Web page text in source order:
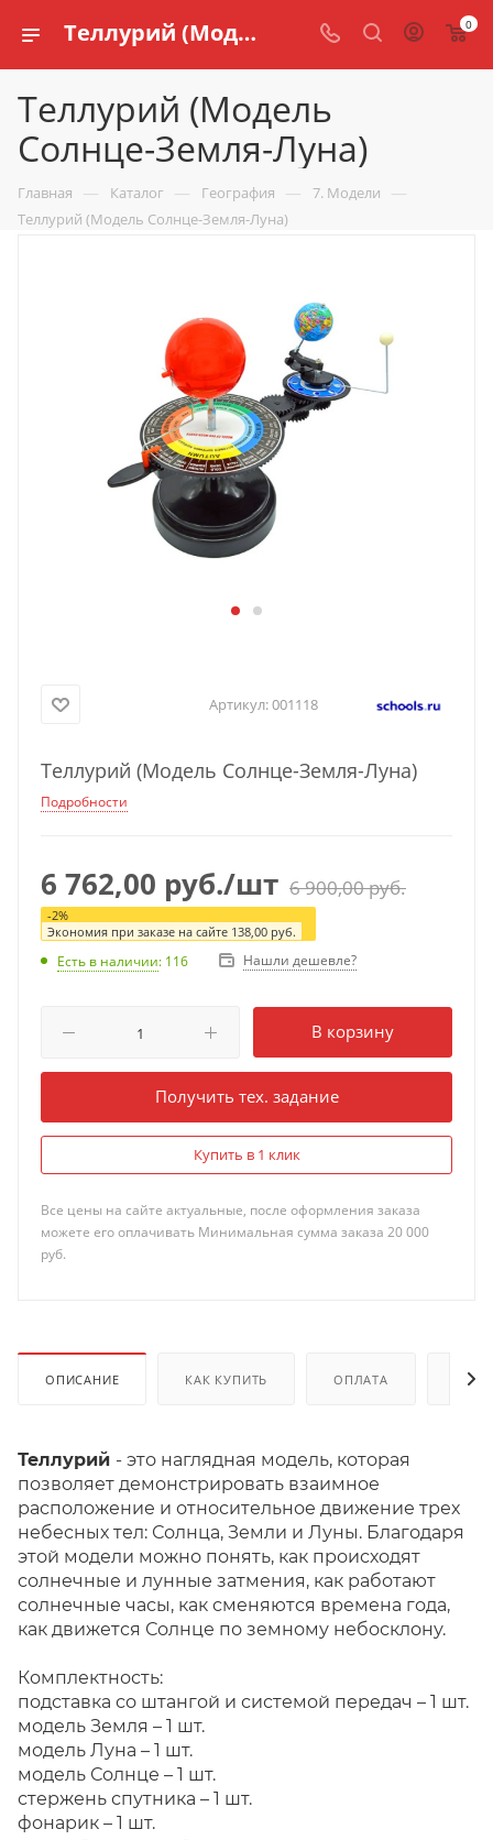
Теллурий (Модель Солнце-Земля-Луна) купить по доступной цене в интернет магазине schools.ru 0
Теллурий (Модель
Солнце-Земля-Луна)
Главная — Каталог — География — 7. Модели —
Теллурий (Модель Солнце-Земля-Луна)
Артикул:001118
Теллурий (Модель Солнце-Земля-Луна)
Подробности
6 762,00 руб./шт 6 900,00руб.
-2%
Экономия при заказе на сайте 138,00 руб.
Есть в наличии: 116 Нашли дешевле?
В корзину
Получить тех. задание
Купить в 1 клик
Все цены на сайте актуальные, после оформления заказа
можете его оплачивать Минимальная сумма заказа 20 000
руб.
ОПИСАНИЕ КАК КУПИТЬ ОПЛАТА
Теллурий - это наглядная модель, которая
позволяет демонстрировать взаимное
расположение и относительное движение трех
небесных тел: Солнца, Земли и Луны. Благодаря
этой модели можно понять, как происходят
солнечные и лунные затмения, как работают
солнечные часы, как сменяются времена года,
как движется Солнце по земному небосклону.
Комплектность:
подставка со штангой и системой передач – 1 шт.
модель Земля – 1 шт.
модель Луна – 1 шт.
модель Солнце – 1 шт.
стержень спутника – 1 шт.
фонарик – 1 шт.